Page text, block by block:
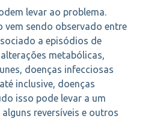
levar ao problema.
vem sendo observado entre
a episódios de
metabólicas,
doenças infecciosas
inclusive, doenças
isso pode levar a um
reversíveis e outros